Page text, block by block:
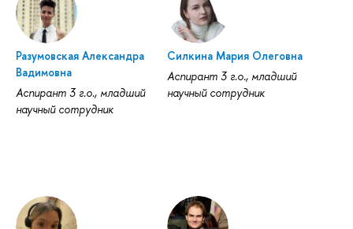
Разумовская Александра
Вадимовна
Аспирант 3 г.о., младший
научный сотрудник
Силкина Мария Олеговна
Аспирант 3 г.о., младший
научный сотрудник